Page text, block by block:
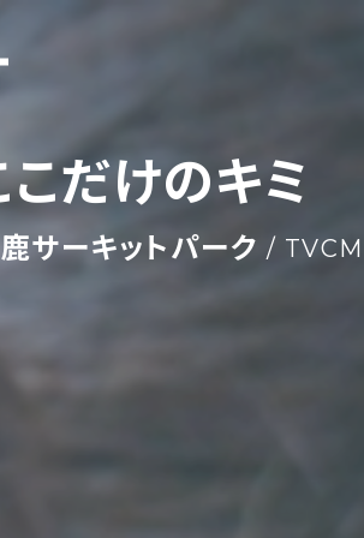
こだけのキミ
サーキットパーク / TVCM